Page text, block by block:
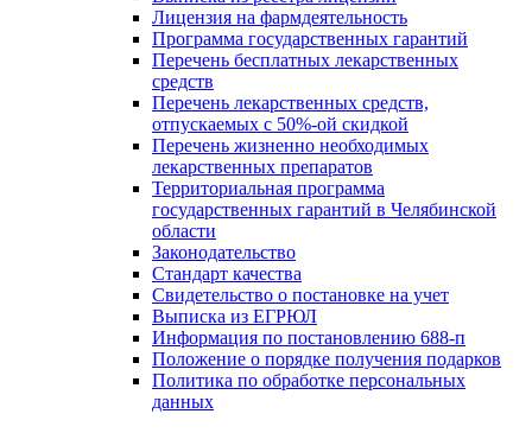
Лицензия на фармдеятельность
Программа государственных гарантий
Перечень бесплатных лекарственных
средств
Перечень лекарственных средств,
отпускаемых с 50%-ой скидкой
Перечень жизненно необходимых
лекарственных препаратов
Территориальная программа
государственных гарантий в Челябинской
области
Законодательство
Стандарт качества
Свидетельство о постановке на учет
Выписка из ЕГРЮЛ
Информация по постановлению 688-п
Положение о порядке получения подарков
Политика по обработке персональных
данных